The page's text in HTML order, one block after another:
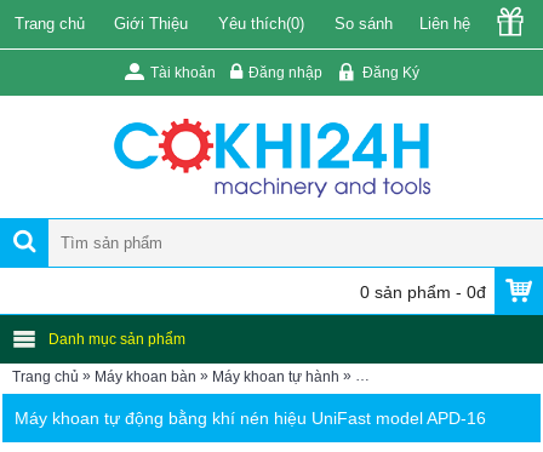
Trang chủ Giới Thiệu Yêu thích(0) So sánh Liên hệ
Tài khoản Đăng nhập Đăng Ký
0 sản phẩm - 0đ
Danh mục sản phẩm
Trang chủ » Máy khoan bàn » Máy khoan tự hành » Máy khoan khí nén UniFast
Máy khoan tự động bằng khí nén hiệu UniFast model APD-16